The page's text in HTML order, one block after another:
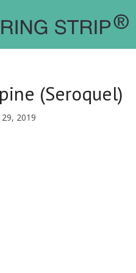
(Seroquel)
2019